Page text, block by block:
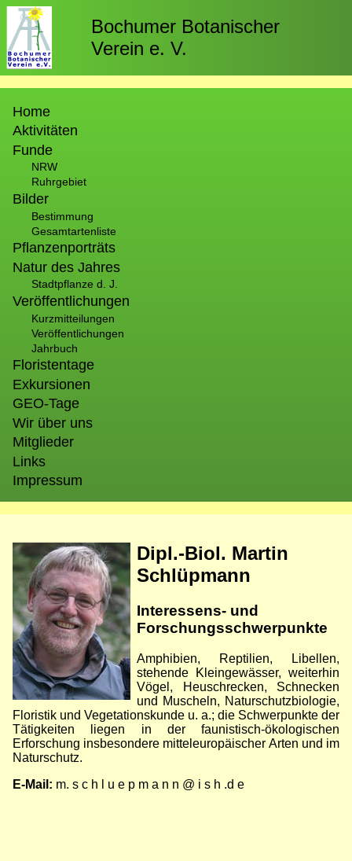
Direkt
zum
Inhalt
Bochumer Botanischer
Verein e. V.
Home
Aktivitäten
Funde
NRW
Ruhrgebiet
Bilder
Bestimmung
Gesamtartenliste
Pflanzenporträts
Natur des Jahres
Stadtpflanze d. J.
Veröffentlichungen
Kurzmitteilungen
Veröffentlichungen
Jahrbuch
Floristentage
Exkursionen
GEO-Tage
Wir über uns
Mitglieder
Links
Impressum
Bild
Dipl.-Biol. Martin
Schlüpmann
Interessens- und
Forschungsschwerpunkte
Amphibien, Reptilien, Libellen,
stehende Kleingewässer, weiterhin
Vögel, Heuschrecken, Schnecken
und Muscheln, Naturschutzbiologie,
Floristik und Vegetationskunde u. a.; die Schwerpunkte der
Tätigkeiten liegen in der faunistisch-ökologischen
Erforschung insbesondere mitteleuropäischer Arten und im
Naturschutz.
E-Mail: m. s c h l u e p m a n n @ i s h .d e